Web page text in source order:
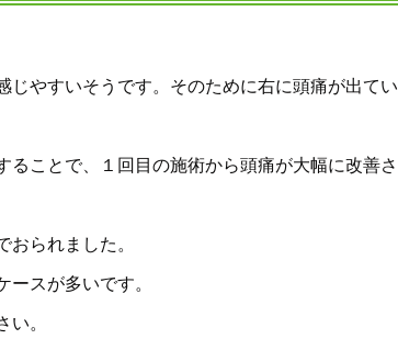
やすいそうです。そのために右に頭痛が出てい
ことで、１回目の施術から頭痛が大幅に改善さ
られました。
スが多いです。
い。